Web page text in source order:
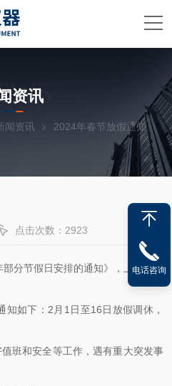
资讯
闻资讯 2024年春节放假通知
点击次数：2923
分节假日安排的通知》，上海博翎
知如下： 2月1日至16日放假调休，
班和安全等工作，遇有重大突发事
电话咨询